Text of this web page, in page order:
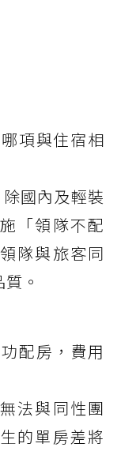
項與住宿相
國內及輕裝
「領隊不配
隊與旅客同
。
配房，費用
法與同性團
的單房差將